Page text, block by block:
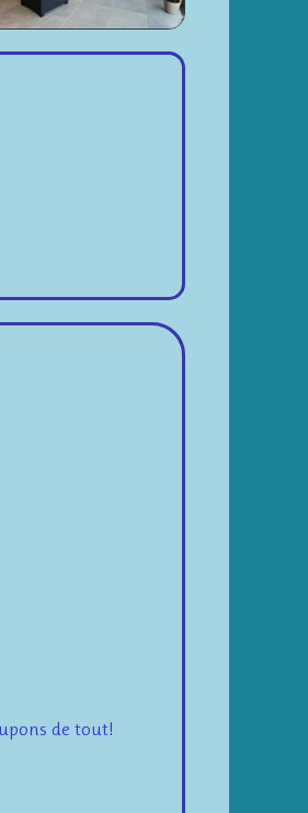
de tout!